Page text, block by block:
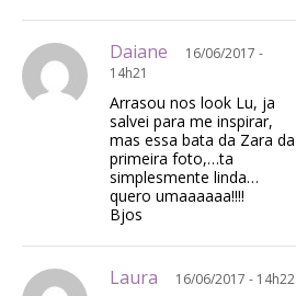
Daiane
16/06/2017 -
14h21
Arrasou nos look Lu, ja
salvei para me inspirar,
mas essa bata da Zara da
primeira foto,…ta
simplesmente linda…
quero umaaaaaa!!!!
Bjos
Laura 16/06/2017 - 14h22